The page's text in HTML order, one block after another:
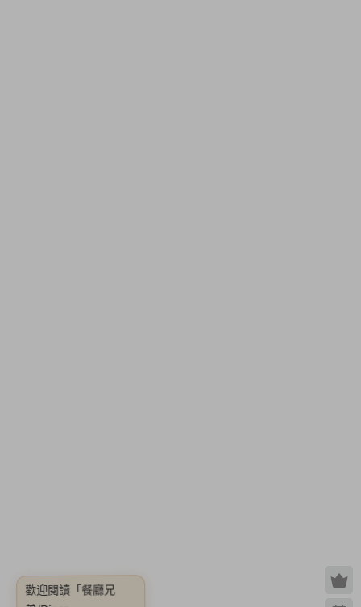
歡迎閱讀 「餐廳兄
Bros【v1.29b版|容量
1.6GB|官方簡體中